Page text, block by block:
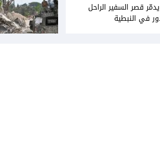
يدمّر قصر السفير الراحل
في النبطية